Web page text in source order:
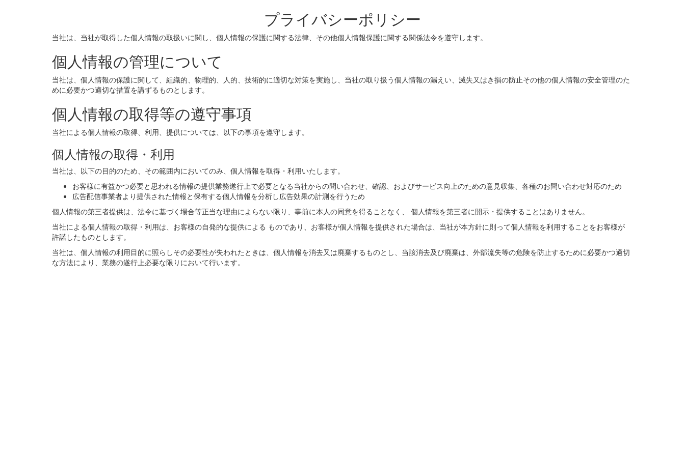
プライバシーポリシー
当社は、当社が取得した個人情報の取扱いに関し、個人情報の保護に関する法律、その他個人情報保護に関する関係法令を遵守します。
個人情報の管理について
当社は、個人情報の保護に関して、組織的、物理的、人的、技術的に適切な対策を実施し、当社の取り扱う個人情報の漏えい、滅失又はき損の防止その他の個人情報の安全管理のた
めに必要かつ適切な措置を講ずるものとします。
個人情報の取得等の遵守事項
当社による個人情報の取得、利用、提供については、以下の事項を遵守します。
個人情報の取得・利用
当社は、以下の目的のため、その範囲内においてのみ、個人情報を取得・利用いたします。
お客様に有益かつ必要と思われる情報の提供業務遂行上で必要となる当社からの問い合わせ、確認、およびサービス向上のための意見収集、各種のお問い合わせ対応のため
広告配信事業者より提供された情報と保有する個人情報を分析し広告効果の計測を行うため
個人情報の第三者提供は、法令に基づく場合等正当な理由によらない限り、事前に本人の同意を得ることなく、 個人情報を第三者に開示・提供することはありません。
当社による個人情報の取得・利用は、お客様の自発的な提供による ものであり、お客様が個人情報を提供された場合は、当社が本方針に則って個人情報を利用することをお客様が
許諾したものとします。
当社は、個人情報の利用目的に照らしその必要性が失われたときは、個人情報を消去又は廃棄するものとし、当該消去及び廃棄は、外部流失等の危険を防止するために必要かつ適切
な方法により、業務の遂行上必要な限りにおいて行います。